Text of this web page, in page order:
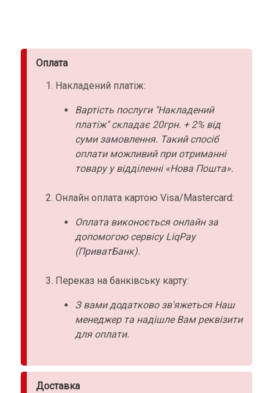
Оплата
Накладений платіж:
Вартість послуги "Накладений
платіж" складає 20грн. + 2% від
суми замовлення. Такий спосіб
оплати можливий при отриманні
товару у відділенні «Нова Пошта».
Онлайн оплата картою Visa/Mastercard:
Оплата виконоється онлайн за
допомогою сервісу LiqPay
(ПриватБанк).
Переказ на банківську карту:
З вами додатково зв'яжеться Наш
менеджер та надішле Вам реквізити
для оплати.
Доставка